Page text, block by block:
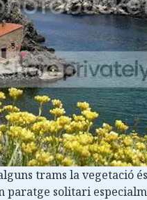
trams la vegetació és
paratge solitari